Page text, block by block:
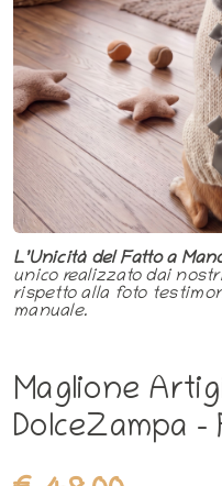
L’Unicità del Fatto a
unico realizzato dai
rispetto alla foto
manuale.
Maglione
DolceZampa